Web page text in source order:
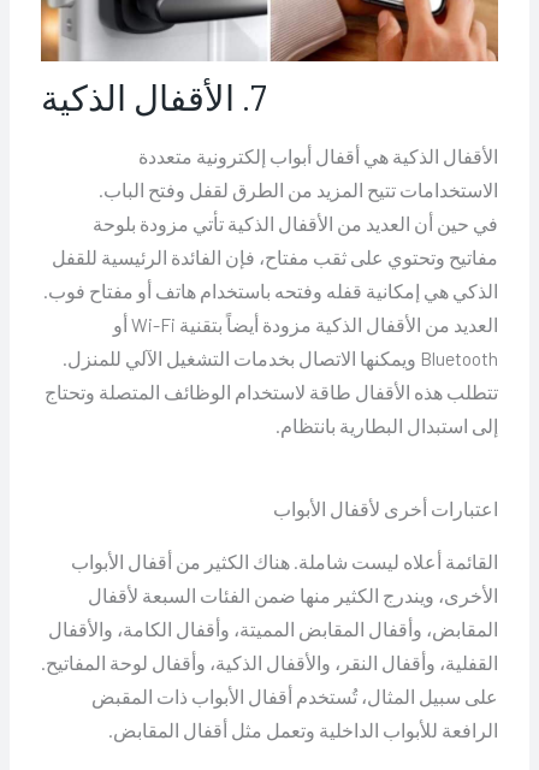
7. الأقفال الذكية
الأقفال الذكية هي أقفال أبواب إلكترونية متعددة
الاستخدامات تتيح المزيد من الطرق لقفل وفتح الباب.
في حين أن العديد من الأقفال الذكية تأتي مزودة بلوحة
مفاتيح وتحتوي على ثقب مفتاح، فإن الفائدة الرئيسية للقفل
الذكي هي إمكانية قفله وفتحه باستخدام هاتف أو مفتاح فوب.
العديد من الأقفال الذكية مزودة أيضاً بتقنية Wi-Fi أو
Bluetooth ويمكنها الاتصال بخدمات التشغيل الآلي للمنزل.
تتطلب هذه الأقفال طاقة لاستخدام الوظائف المتصلة وتحتاج
إلى استبدال البطارية بانتظام.
اعتبارات أخرى لأقفال الأبواب
القائمة أعلاه ليست شاملة. هناك الكثير من أقفال الأبواب
الأخرى، ويندرج الكثير منها ضمن الفئات السبعة لأقفال
المقابض، وأقفال المقابض المميتة، وأقفال الكامة، والأقفال
القفلية، وأقفال النقر، والأقفال الذكية، وأقفال لوحة المفاتيح.
على سبيل المثال، تُستخدم أقفال الأبواب ذات المقبض
الرافعة للأبواب الداخلية وتعمل مثل أقفال المقابض.